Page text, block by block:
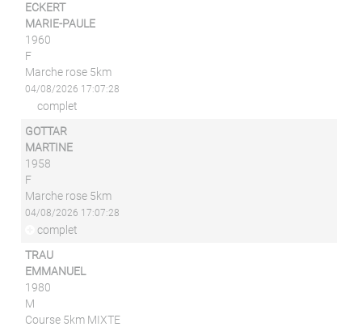
ECKERT
MARIE-PAULE
1960
F
Marche rose 5km
04/08/2026 17:07:28
complet
GOTTAR
MARTINE
1958
F
Marche rose 5km
04/08/2026 17:07:28
complet
TRAU
EMMANUEL
1980
M
Course 5km MIXTE